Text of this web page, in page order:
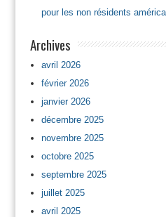
pour les non résidents
Archives
avril 2026
février 2026
janvier 2026
décembre 2025
novembre 2025
octobre 2025
septembre 2025
juillet 2025
avril 2025